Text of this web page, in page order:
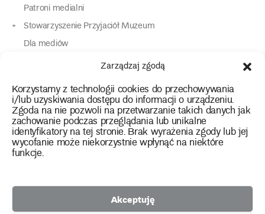
Zarządzaj zgodą
Korzystamy z technologii cookies do przechowywania
i/lub uzyskiwania dostępu do informacji o urządzeniu.
Zgoda na nie pozwoli na przetwarzanie takich danych jak
zachowanie podczas przeglądania lub unikalne
identyfikatory na tej stronie. Brak wyrażenia zgody lub jej
wycofanie może niekorzystnie wpłynąć na niektóre
funkcje.
Akceptuję
Patroni medialni
Stowarzyszenie Przyjaciół Muzeum
Dla mediów
Dla osób o specjalnych potrzebach
Kontakt
instagram
twitterfacebookyoutube
tiktok
2026 Copyright by Muzeum Narodowe we Wrocławiu
Polityka prywatności